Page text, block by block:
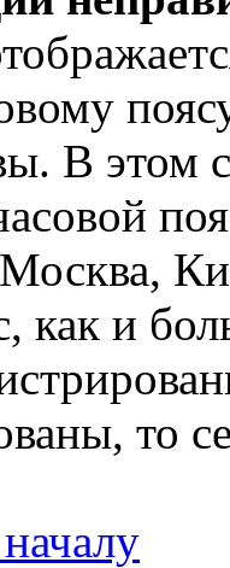
В этом
как и
то